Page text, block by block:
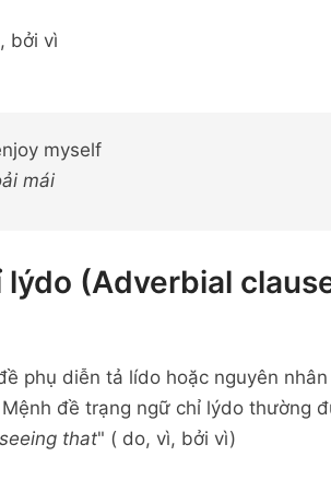
bởi vì
myself
mái
(Adverbial
phụ diễn tả lído hoặc nguyên
đề trạng ngữ chỉ lýdo thường
seeing that" ( do, vì, bởi vì)